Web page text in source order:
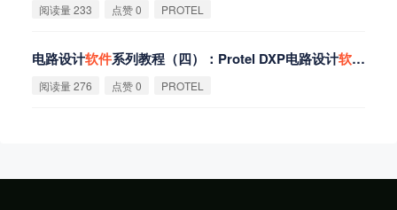
阅读量 233 点赞 0 PROTEL
电路设计软件系列教程（四）：Protel DXP电路设计软件
阅读量 276 点赞 0 PROTEL